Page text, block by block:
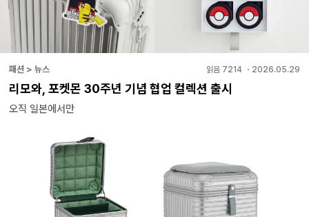
패션 > 뉴스 읽음 7214 ・ 2026.05.29
리모와, 포켓몬 30주년 기념 협업 컬렉션 출시
오직 일본에서만